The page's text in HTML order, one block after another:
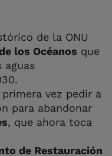
de la ONU
los Océanos que
aguas
vez pedir a
para abandonar
, que ahora toca
de Restauración